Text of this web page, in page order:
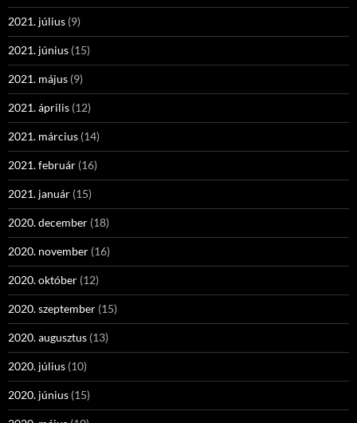
2021. július (9)
2021. június (15)
2021. május (9)
2021. április (12)
2021. március (14)
2021. február (16)
2021. január (15)
2020. december (18)
2020. november (16)
2020. október (12)
2020. szeptember (15)
2020. augusztus (13)
2020. július (10)
2020. június (15)